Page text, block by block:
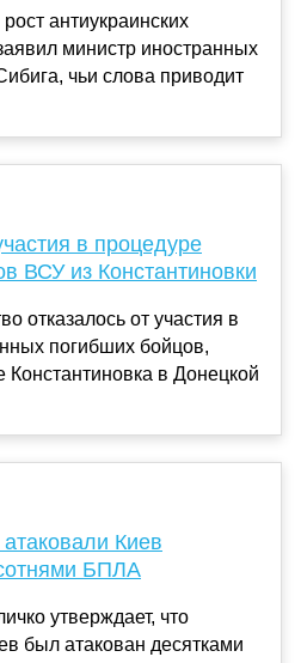
антиукраинских
министр иностранных
чьи слова приводит
в процедуре
ВСУ из Константиновки
отказалось от участия в
погибших бойцов,
Константиновка в Донецкой
Киев
БПЛА
утверждает, что
был атакован десятками